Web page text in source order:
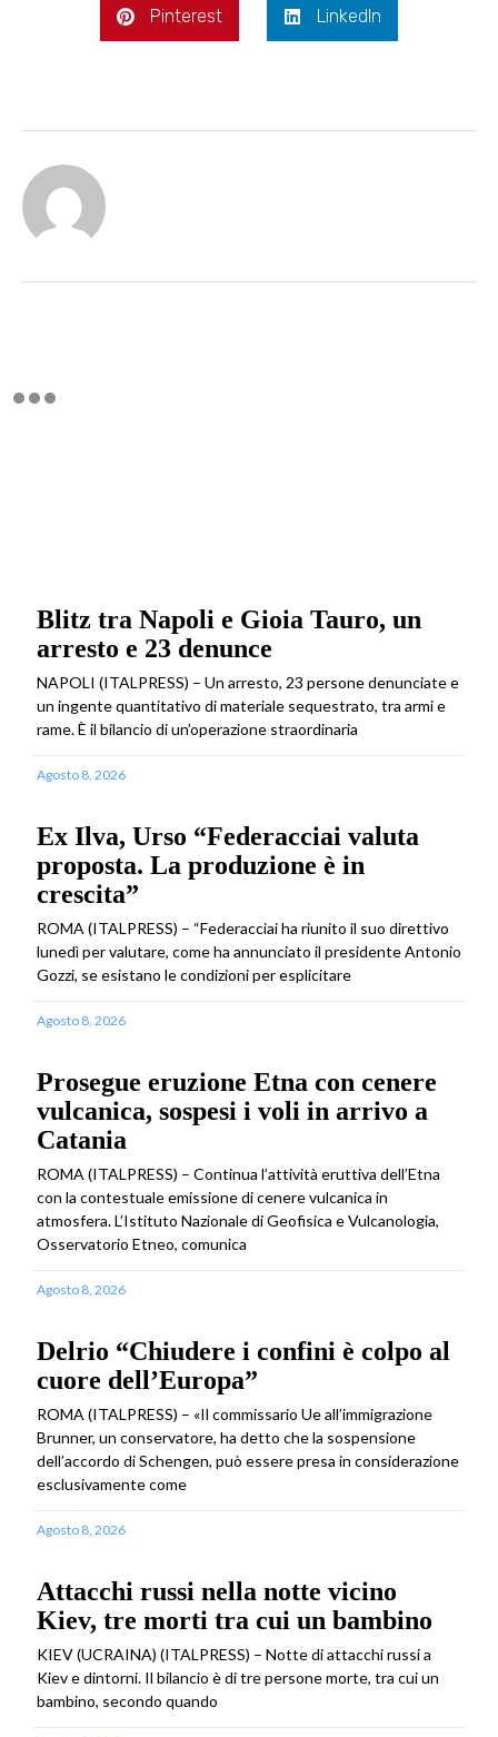
Pinterest LinkedIn
Blitz tra Napoli e Gioia Tauro, un
arresto e 23 denunce
NAPOLI (ITALPRESS) – Un arresto, 23 persone denunciate e
un ingente quantitativo di materiale sequestrato, tra armi e
rame. È il bilancio di un’operazione straordinaria
Agosto 8, 2026
Ex Ilva, Urso “Federacciai valuta
proposta. La produzione è in
crescita”
ROMA (ITALPRESS) – “Federacciai ha riunito il suo direttivo
lunedì per valutare, come ha annunciato il presidente Antonio
Gozzi, se esistano le condizioni per esplicitare
Agosto 8, 2026
Prosegue eruzione Etna con cenere
vulcanica, sospesi i voli in arrivo a
Catania
ROMA (ITALPRESS) – Continua l’attività eruttiva dell’Etna
con la contestuale emissione di cenere vulcanica in
atmosfera. L’Istituto Nazionale di Geofisica e Vulcanologia,
Osservatorio Etneo, comunica
Agosto 8, 2026
Delrio “Chiudere i confini è colpo al
cuore dell’Europa”
ROMA (ITALPRESS) – «Il commissario Ue all’immigrazione
Brunner, un conservatore, ha detto che la sospensione
dell’accordo di Schengen, può essere presa in considerazione
esclusivamente come
Agosto 8, 2026
Attacchi russi nella notte vicino
Kiev, tre morti tra cui un bambino
KIEV (UCRAINA) (ITALPRESS) – Notte di attacchi russi a
Kiev e dintorni. Il bilancio è di tre persone morte, tra cui un
bambino, secondo quando